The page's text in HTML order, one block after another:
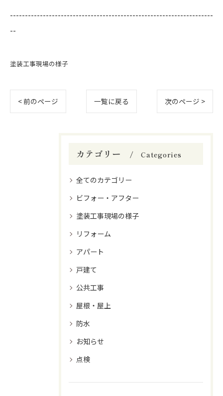
--------------------------------------------------------------------
--
塗装工事現場の様子
< 前のページ 一覧に戻る 次のページ >
カテゴリー Categories
全てのカテゴリー
ビフォー・アフター
塗装工事現場の様子
リフォーム
アパート
戸建て
公共工事
屋根・屋上
防水
お知らせ
点検